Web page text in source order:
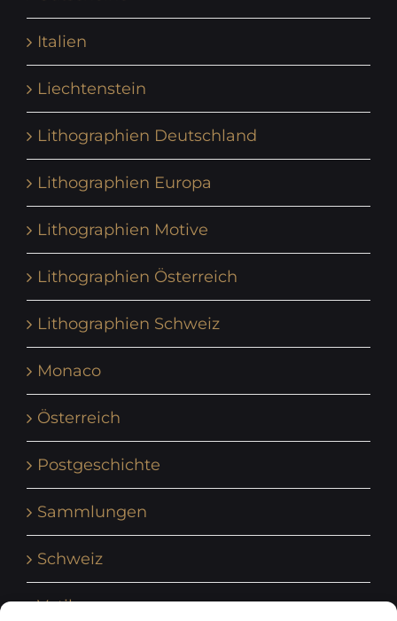
Italien
Liechtenstein
Lithographien Deutschland
Lithographien Europa
Lithographien Motive
Lithographien Österreich
Lithographien Schweiz
Monaco
Österreich
Postgeschichte
Sammlungen
Schweiz
Vatikan